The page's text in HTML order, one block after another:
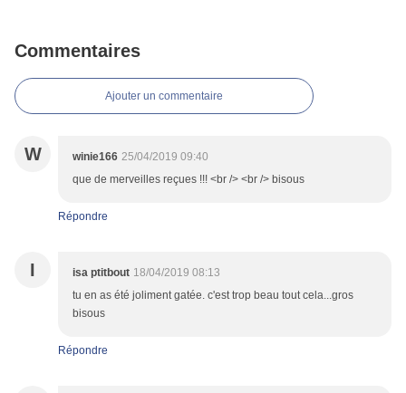
Commentaires
Ajouter un commentaire
W winie166 25/04/2019 09:40
que de merveilles reçues !!! <br /> <br /> bisous
Répondre
I isa ptitbout 18/04/2019 08:13
tu en as été joliment gatée. c'est trop beau tout cela...gros
bisous
Répondre